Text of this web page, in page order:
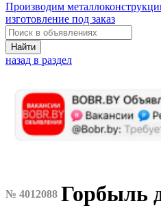
Производим
изготовление под заказ
Найти
назад в раздел
№ 4012088 Горбыль